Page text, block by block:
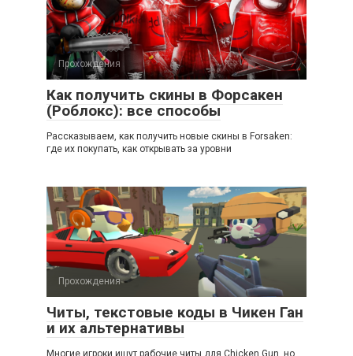
Прохождения
Как получить скины в Форсакен
(Роблокс): все способы
Рассказываем, как получить новые скины в Forsaken:
где их покупать, как открывать за уровни
Прохождения
Читы, текстовые коды в Чикен Ган
и их альтернативы
Многие игроки ищут рабочие читы для Chicken Gun, но